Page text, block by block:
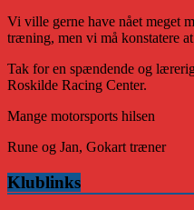
Vi ville gerne have nået meget
træning, men vi må konstatere
Tak for en spændende og
Roskilde Racing Center.
Mange motorsports hilsen
Rune og Jan, Gokart træner
Klublinks